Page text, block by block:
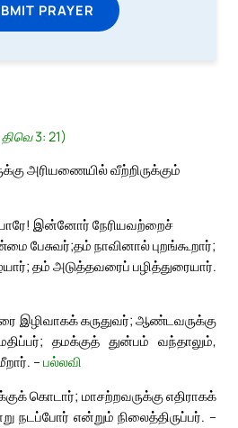
PRAYER
3: 21)
அரியணையில் வீற்றிருக்கும்
இன்னோர் நேரியவற்றைச்
பேசுவர்;தம் நாவினால் புறங்கூறார்;
தம் அடுத்தவரைப் பழித்துரையார்.
இழிவாகக் கருதுவர்; ஆண்டவருக்கு
தமக்குத் துன்பம் வந்தாலும்,
– பல்லவி
கொடார்; மாசற்றவருக்கு எதிராகக்
நடப்போர் என்றும் நிலைத்திருப்பர். –